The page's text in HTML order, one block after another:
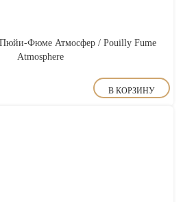
Пюйи-Фюме Атмосфер / Pouilly Fume
Atmosphere
В КОРЗИНУ